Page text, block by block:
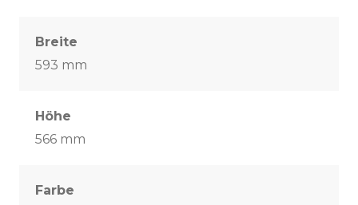
Breite
593 mm
Höhe
566 mm
Farbe